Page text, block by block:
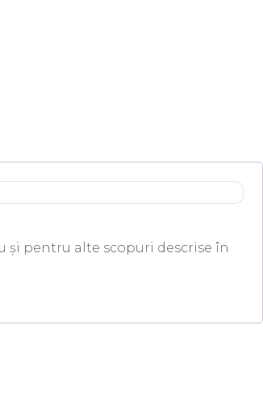
și pentru alte scopuri descrise în